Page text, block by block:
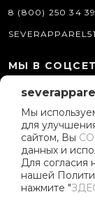
8 (800) 250 34 39
МЫ В
О КОМПАНИИ
ИСТОРИЯ
ПОЛИТИКА
РЕКЛАМНЫЕ
ПРОГРАММА
Мы
для
сайтом, Вы
данных и
Для согласия
нашей
нажмите "